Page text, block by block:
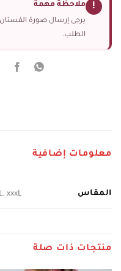
! ملاحظة مهمة
يرجى إرسال صورة
الطلب.
معلومات إضافية
المقاس xxxL
منتجات ذات صلة